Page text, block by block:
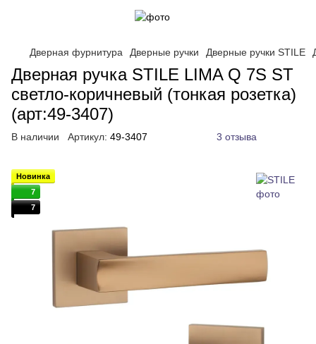
Дверная фурнитура Дверные ручки Дверные ручки STILE
Дверная ручка STILE LIMA Q 7S ST
светло-коричневый (тонкая розетка)
(арт:49-3407)
В наличии Артикул: 49-3407 3 отзыва
Новинка
7
7